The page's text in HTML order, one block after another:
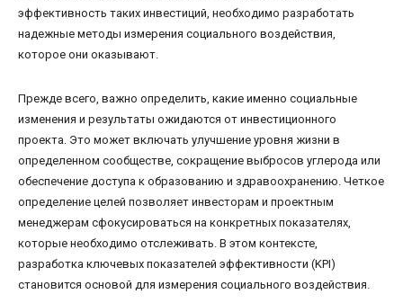
эффективность таких инвестиций, необходимо разработать
надежные методы измерения социального воздействия,
которое они оказывают.
Прежде всего, важно определить, какие именно социальные
изменения и результаты ожидаются от инвестиционного
проекта. Это может включать улучшение уровня жизни в
определенном сообществе, сокращение выбросов углерода или
обеспечение доступа к образованию и здравоохранению. Четкое
определение целей позволяет инвесторам и проектным
менеджерам сфокусироваться на конкретных показателях,
которые необходимо отслеживать. В этом контексте,
разработка ключевых показателей эффективности (KPI)
становится основой для измерения социального воздействия.